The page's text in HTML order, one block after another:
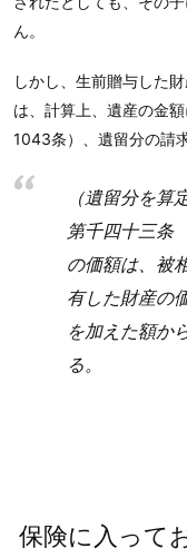
ん。
しかし、生前贈与した
は、計算上、遺産の金
1043条）、遺留分の請
（遺留分を算
第千四十三条
の価額は、被
有した財産の
を加えた額か
る。
保険に入って